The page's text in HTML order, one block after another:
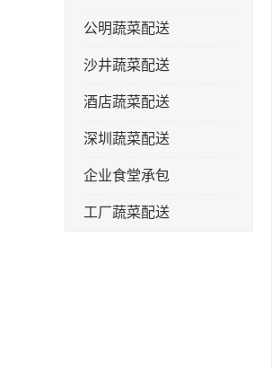
公明蔬菜配送
沙井蔬菜配送
酒店蔬菜配送
深圳蔬菜配送
企业食堂承包
工厂蔬菜配送